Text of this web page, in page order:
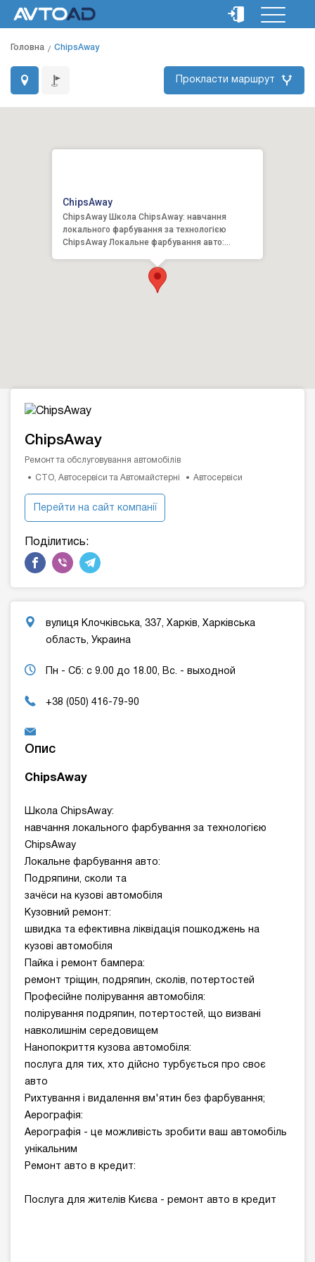
Головна ChipsAway
Прокласти маршрут
ChipsAway
ChipsAway Школа ChipsAway: навчання
локального фарбування за технологією
ChipsAway Локальне фарбування авто:
ChipsAway
Ремонт та обслуговування автомобілів
СТО, Автосервіси та Автомайстерні Автосервіси
Перейти на сайт компанії
Поділитись:
вулиця Клочківська, 337, Харків, Харківська
область, Украина
Пн - Сб: с 9.00 до 18.00, Вс. - выходной
+38 (050) 416-79-90
Опис
ChipsAway
Школа ChipsAway:
навчання локального фарбування за технологією
ChipsAway
Локальне фарбування авто:
Подряпини, сколи та
зачёси на кузові автомобіля
Кузовний ремонт:
швидка та ефективна ліквідація пошкоджень на
кузові автомобіля
Пайка і ремонт бампера:
ремонт тріщин, подряпин, сколів, потертостей
Професійне полірування автомобіля:
полірування подряпин, потертостей, що визвані
навколишнім середовищем
Нанопокриття кузова автомобіля:
послуга для тих, хто дійсно турбується про своє
авто
Рихтування і видалення вм'ятин без фарбування;
Аерографія:
Аерографія - це можливість зробити ваш автомобіль
унікальним
Ремонт авто в кредит:
Послуга для жителів Києва - ремонт авто в кредит